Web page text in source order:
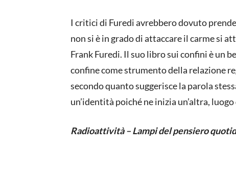
I critici di Furedi avrebbero dovuto
non si è in grado di attaccare il carme si
Frank Furedi. Il suo libro sui confini è un
confine come strumento della relazione
secondo quanto suggerisce la parola
un’identità poiché ne inizia un’altra,
Radioattività – Lampi del pensiero